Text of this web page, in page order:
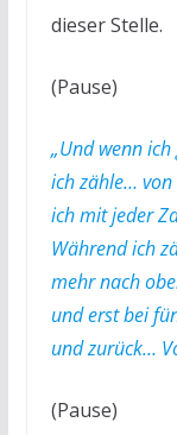
dieser Stelle.
(Pause)
„Und wenn
ich zähle…
ich mit jeder
Während ich
mehr nach
und erst bei
und zurück…
(Pause)